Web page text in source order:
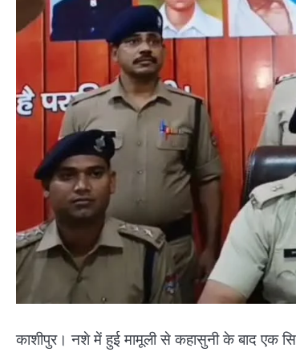
काशीपुर। नशे में हुई मामूली से कहासुनी के बाद एक